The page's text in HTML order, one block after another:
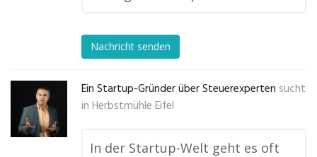
Nachricht senden
Ein Startup-Gründer über Steuerexperten sucht
in Herbstmühle Eifel
In der Startup-Welt geht es oft